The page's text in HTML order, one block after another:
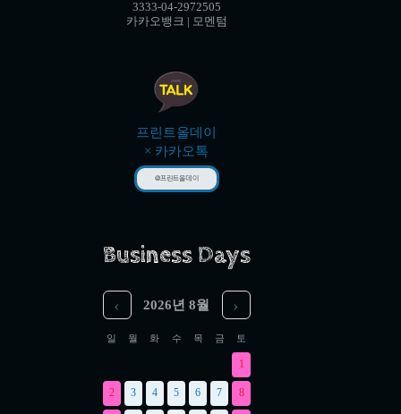
3333-04-2972505
카카오뱅크 | 모멘텀
프린트올데이
× 카카오톡
@프린트올데이
Business Days
‹ 2026년 8월 ›
일 월 화 수 목 금 토
1
2 3 4 5 6 7 8